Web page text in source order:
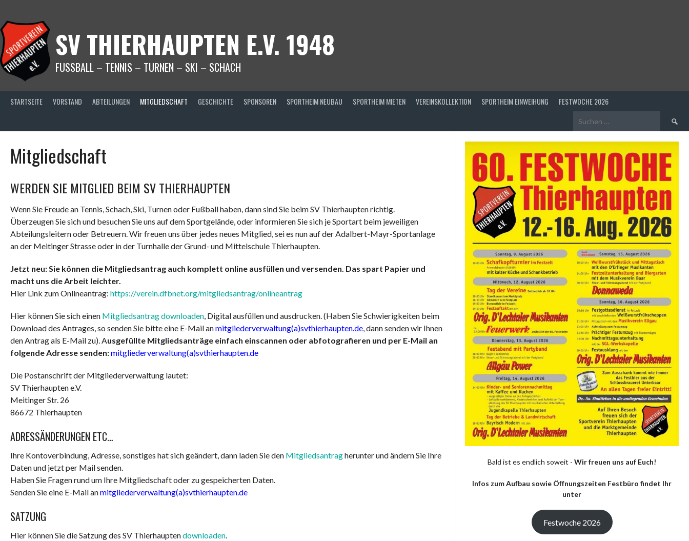
Inhalt
SV THIERHAUPTEN E.V. 1948
FUSSBALL – TENNIS – TURNEN – SKI – SCHACH
STARTSEITE VORSTAND ABTEILUNGEN MITGLIEDSCHAFT GESCHICHTE SPONSOREN SPORTHEIM NEUBAU SPORTHEIM MIETEN VEREINSKOLLEKTION SPORTHEIM EINWEIHUNG FESTWOCHE 2026
Suchen
Mitgliedschaft
WERDEN SIE MITGLIED BEIM SV THIERHAUPTEN
Wenn Sie Freude an Tennis, Schach, Ski, Turnen oder Fußball haben, dann sind Sie beim SV Thierhaupten richtig.
Überzeugen Sie sich und besuchen Sie uns auf dem Sportgelände, oder informieren Sie sich je Sportart beim jeweiligen
Abteilungsleitern oder Betreuern. Wir freuen uns über jedes neues Mitglied, sei es nun auf der Adalbert-Mayr-Sportanlage
an der Meitinger Strasse oder in der Turnhalle der Grund- und Mittelschule Thierhaupten.
Jetzt neu: Sie können die Mitgliedsantrag auch komplett online ausfüllen und versenden. Das spart Papier und
macht uns die Arbeit leichter.
Hier Link zum Onlineantrag: https://verein.dfbnet.org/mitgliedsantrag/onlineantrag
Hier können Sie sich einen Mitgliedsantrag downloaden , Digital ausfüllen und ausdrucken. (Haben Sie Schwierigkeiten beim
Download des Antrages, so senden Sie bitte eine E-Mail anmitgliederverwaltung(a)svthierhaupten.de , dann senden wir Ihnen
den Antrag als E-Mail zu). Ausgefüllte Mitgliedsanträge einfach einscannen oder abfotografieren und per E-Mail an
folgende Adresse senden:mitgliederverwaltung(a)svthierhaupten.de
Die Postanschrift der Mitgliederverwaltung lautet:
SV Thierhaupten e.V.
Meitinger Str. 26
86672 Thierhaupten
ADRESSÄNDERUNGEN ETC…
Ihre Kontoverbindung, Adresse, sonstiges hat sich geändert, dann laden Sie den Mitgliedsantragherunter und ändern Sie Ihre
Daten und jetzt per Mail senden.
Haben Sie Fragen rund um Ihre Mitgliedschaft oder zu gespeicherten Daten.
Senden Sie eine E-Mail anmitgliederverwaltung(a)svthierhaupten.de
SATZUNG
Hier können Sie die Satzung des SV Thierhauptendownloaden
Bald ist es endlich soweit -Wir freuen uns auf Euch!
Infos zum Aufbau sowie Öffnungszeiten Festbüro findet Ihr
unter
Festwoche 2026